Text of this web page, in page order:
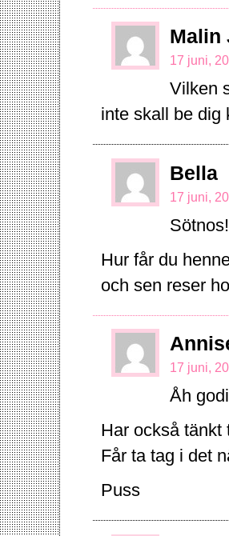
Malin
17 juni,
Vilken
inte skall be dig
Bella
17 juni,
Hur får du
och sen reser
17 juni,
Åh
Har också tänkt
Får ta tag i det
Puss